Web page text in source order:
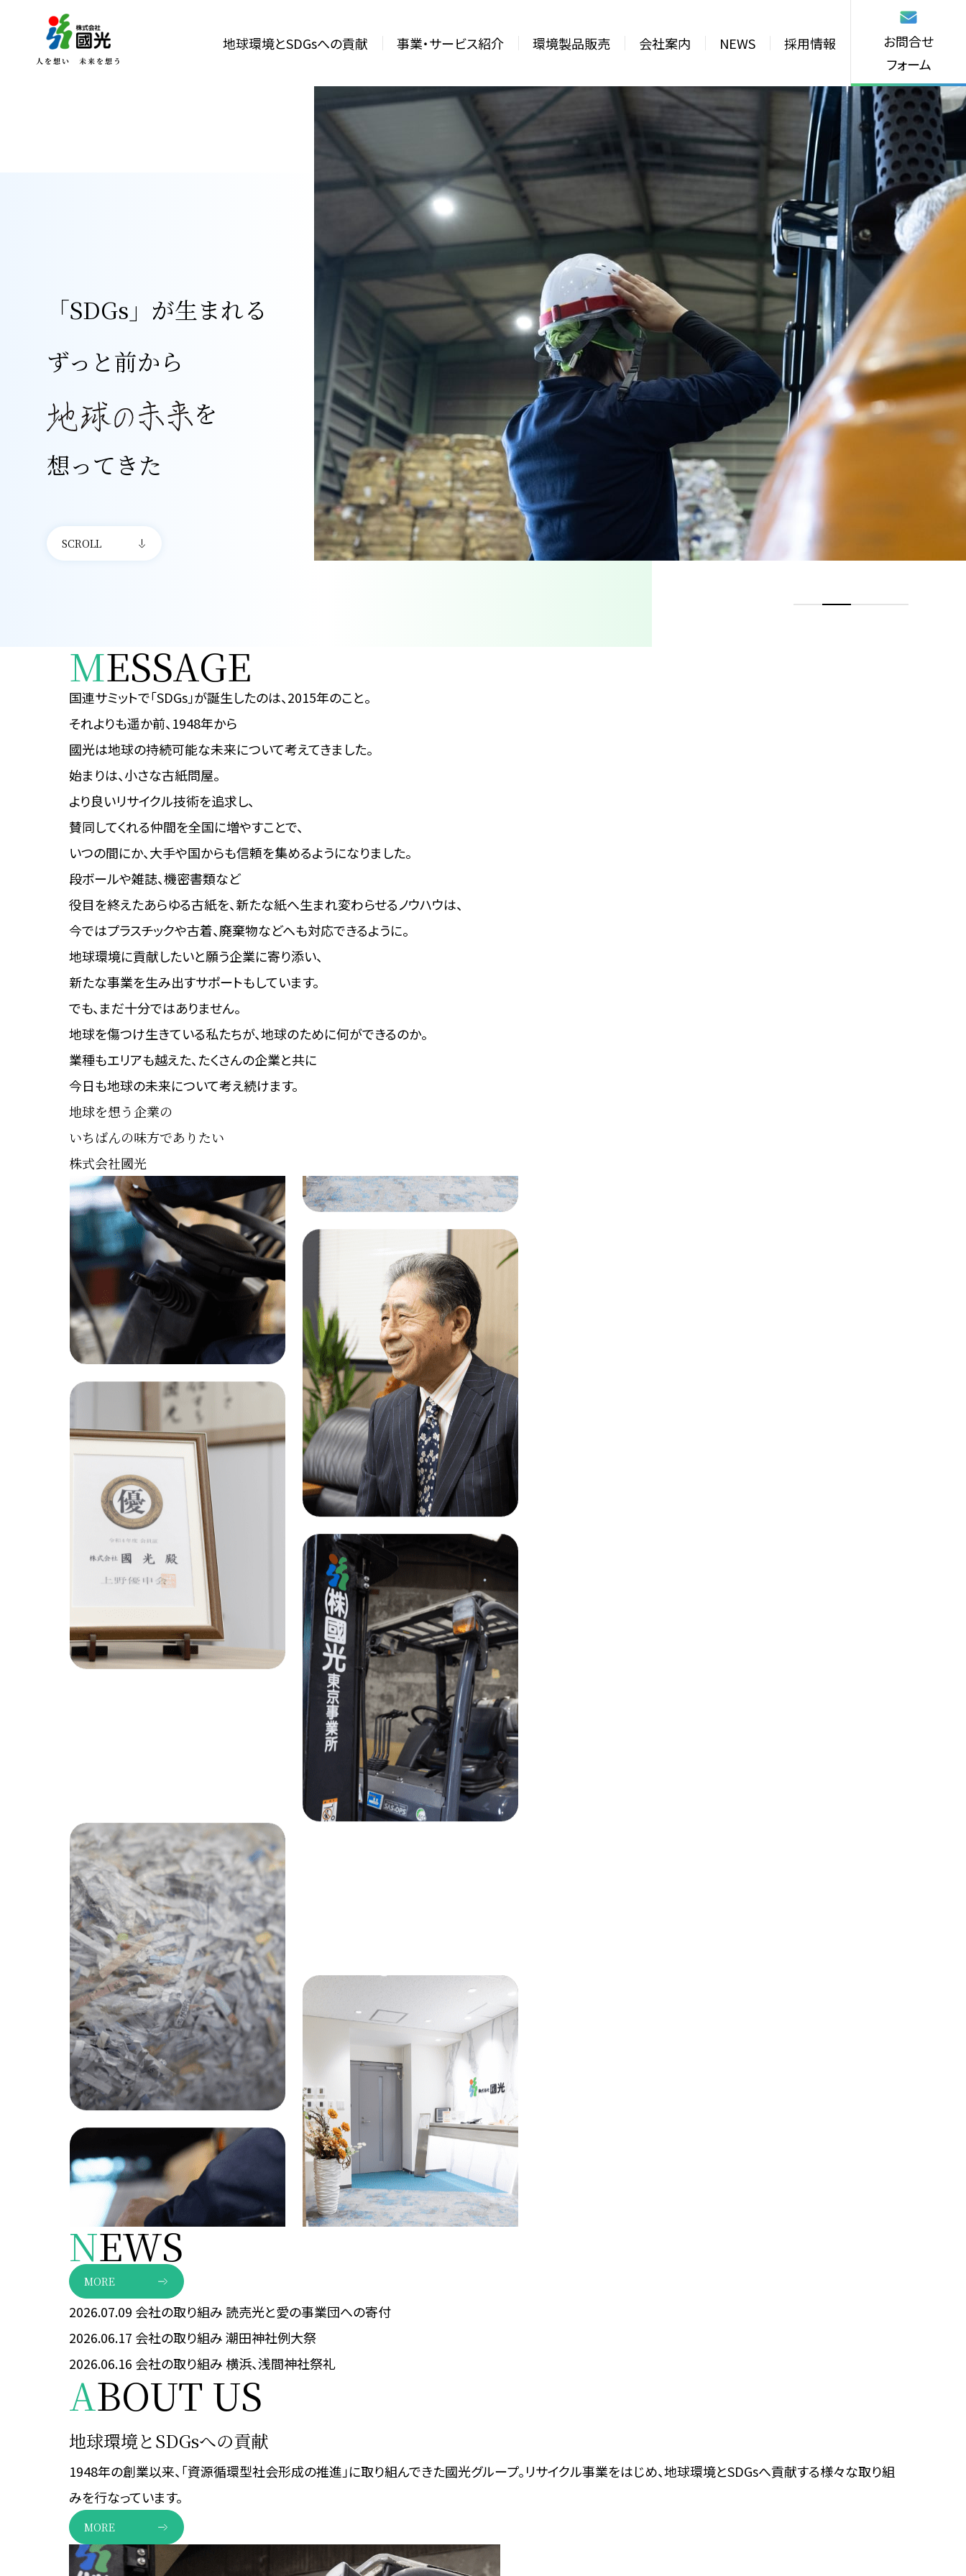
地球環境とSDGsへの貢献 事業・サービス紹介 環境製品販売 会社案内 NEWS 採用情報
お問合せ
フォーム
「SDGs」が生まれる
ずっと前から
を
想ってきた
SCROLL
MESSAGE
国連サミットで「SDGs」が誕生したのは、2015年のこと。
それよりも遥か前、1948年から
國光は地球の持続可能な未来について考えてきました。
始まりは、小さな古紙問屋。
より良いリサイクル技術を追求し、
賛同してくれる仲間を全国に増やすことで、
いつの間にか、大手や国からも信頼を集めるようになりました。
段ボールや雑誌、機密書類など
役目を終えたあらゆる古紙を、新たな紙へ生まれ変わらせるノウハウは、
今ではプラスチックや古着、廃棄物などへも対応できるように。
地球環境に貢献したいと願う企業に寄り添い、
新たな事業を生み出すサポートもしています。
でも、まだ十分ではありません。
地球を傷つけ生きている私たちが、地球のために何ができるのか。
業種もエリアも越えた、 たくさんの企業と共に
今日も地球の未来について考え続けます。
地球を想う企業の
いちばんの味方でありたい
株式会社國光
NEWS
MORE
2026.07.09 会社の取り組み読売光と愛の事業団への寄付
2026.06.17 会社の取り組み潮田神社例大祭
2026.06.16 会社の取り組み 横浜、浅間神社祭礼
ABOUT US
地球環境とSDGsへの貢献
1948年の創業以来、「資源循環型社会形成の推進」に取り組んできた國光グループ。リサイクル事業をはじめ、地球環境とSDGsへ貢献する様々な取り組
みを行なっています。
MORE